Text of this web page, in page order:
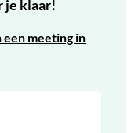
je klaar!
een meeting in